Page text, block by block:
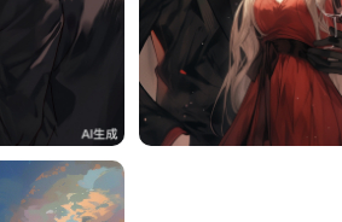
AqthT8g192ab